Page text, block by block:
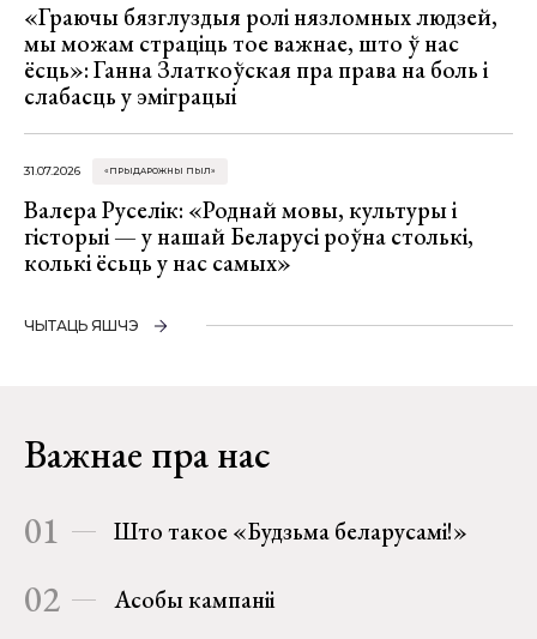
«Граючы бязглуздыя ролі нязломных людзей,
мы можам страціць тое важнае, што ў нас
ёсць»: Ганна Златкоўская пра права на боль і
слабасць у эміграцыі
31.07.2026 «ПРЫДАРОЖНЫ ПЫЛ»
Валера Руселік: «Роднай мовы, культуры і
гісторыі — у нашай Беларусі роўна столькі,
колькі ёсьць у нас самых»
ЧЫТАЦЬ ЯШЧЭ
Важнае пра нас
01 Што такое «Будзьма беларусамі!»
02 Асобы кампаніі